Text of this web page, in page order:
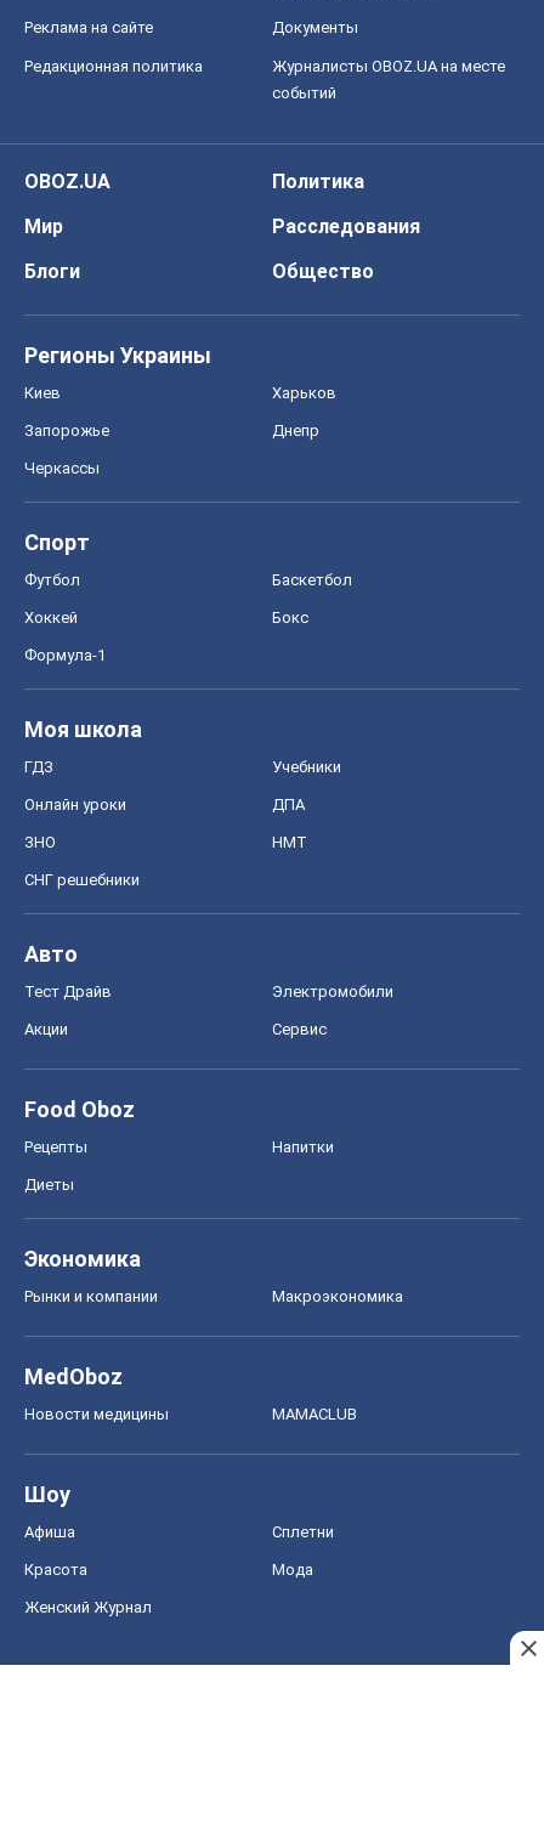
Реклама на сайте Документы
Редакционная политика
Журналисты OBOZ.UA на месте
событий
OBOZ.UA
Политика
Мир
Расследования
Блоги
Общество
Регионы Украины
Киев Харьков
Запорожье Днепр
Черкассы
Спорт
Футбол Баскетбол
Хоккей Бокс
Формула-1
Моя школа
ГДЗ Учебники
Онлайн уроки ДПА
ЗНО НМТ
СНГ решебники
Авто
Тест Драйв Электромобили
Акции Сервис
Food Oboz
Рецепты Напитки
Диеты
Экономика
Рынки и компании Mакроэкономика
MedOboz
Новости медицины MAMACLUB
Шоу
Афиша Сплетни
Красота Мода
Женский Журнал